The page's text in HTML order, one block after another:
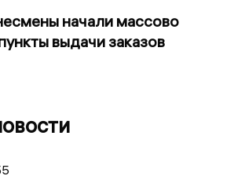
начали массово
выдачи заказов